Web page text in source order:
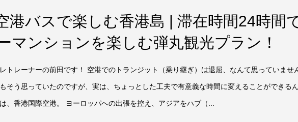
港バスで楽しむ香港島 | 滞在時間24時間
マンションを楽しむ弾丸観光プラン！
トレーナーの前田です！ 空港でのトランジット（乗り継ぎ）は退屈、なんて思っていませ
そう思っていたのですが、実は、ちょっとした工夫で有意義な時間に変えることができる
、香港国際空港。 ヨーロッパへの出張を控え、アジアをハブ（...